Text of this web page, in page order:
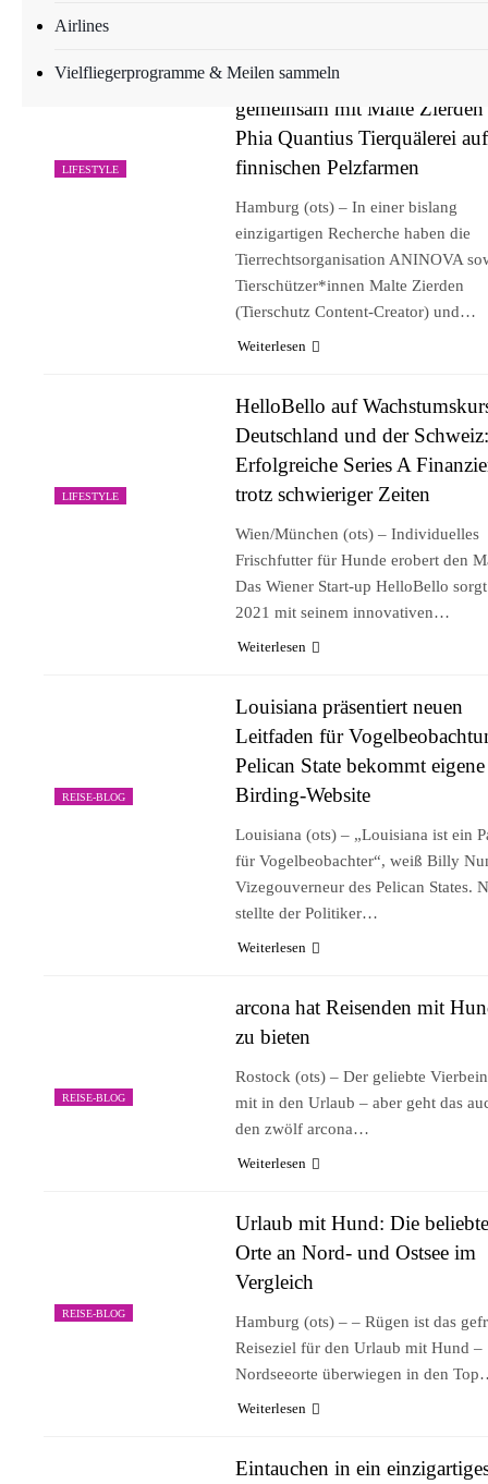
Airlines
Vielfliegerprogramme & Meilen sammeln
LIFESTYLE
ANINOVA dokumentiert
gemeinsam mit Malte
Phia Quantius Tierquälerei auf
finnischen Pelzfarmen
Hamburg (ots) – In einer bislang
einzigartigen Recherche haben die
Tierrechtsorganisation ANINOVA
Tierschützer*innen Malte Zierden
(Tierschutz Content-Creator) und…
Weiterlesen
LIFESTYLE
HelloBello auf
Deutschland und der Schweiz:
Erfolgreiche Series A
trotz schwieriger Zeiten
Wien/München (ots) – Individuelles
Frischfutter für Hunde erobert den
Das Wiener Start-up HelloBello
2021 mit seinem innovativen…
Weiterlesen
REISE-BLOG
Louisiana präsentiert neuen
Leitfaden für
Pelican State bekommt eigene
Birding-Website
Louisiana (ots) – „Louisiana ist ein
für Vogelbeobachter“, weiß Billy
Vizegouverneur des Pelican States.
stellte der Politiker…
Weiterlesen
REISE-BLOG
arcona hat Reisenden mit
zu bieten
Rostock (ots) – Der geliebte
mit in den Urlaub – aber geht das
den zwölf arcona…
Weiterlesen
REISE-BLOG
Urlaub mit Hund: Die
Orte an Nord- und Ostsee im
Vergleich
Hamburg (ots) – – Rügen ist das
Reiseziel für den Urlaub mit Hund –
Nordseeorte überwiegen in den
Weiterlesen
Eintauchen in ein